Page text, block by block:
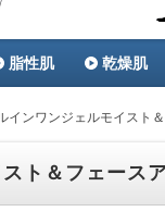
脂性肌 乾燥肌
インワンジェルモイスト
ト＆フェース